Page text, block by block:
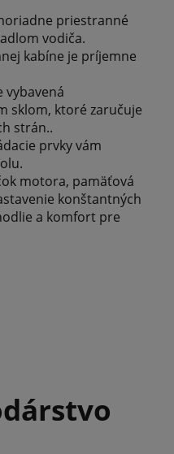
priestranné
vodiča.
kabíne je príjemne
vybavená
sklom, ktoré zaručuje
strán..
prvky vám
motora, pamäťová
konštantných
a komfort pre